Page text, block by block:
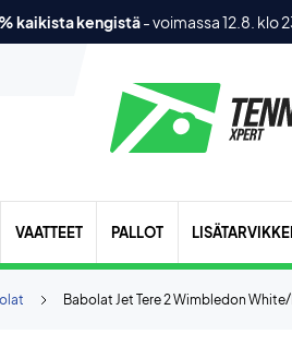
kaikista kengistä-voimassa 12.8. klo
VAATTEET PALLOT
Babolat Jet Tere 2 Wimbledon